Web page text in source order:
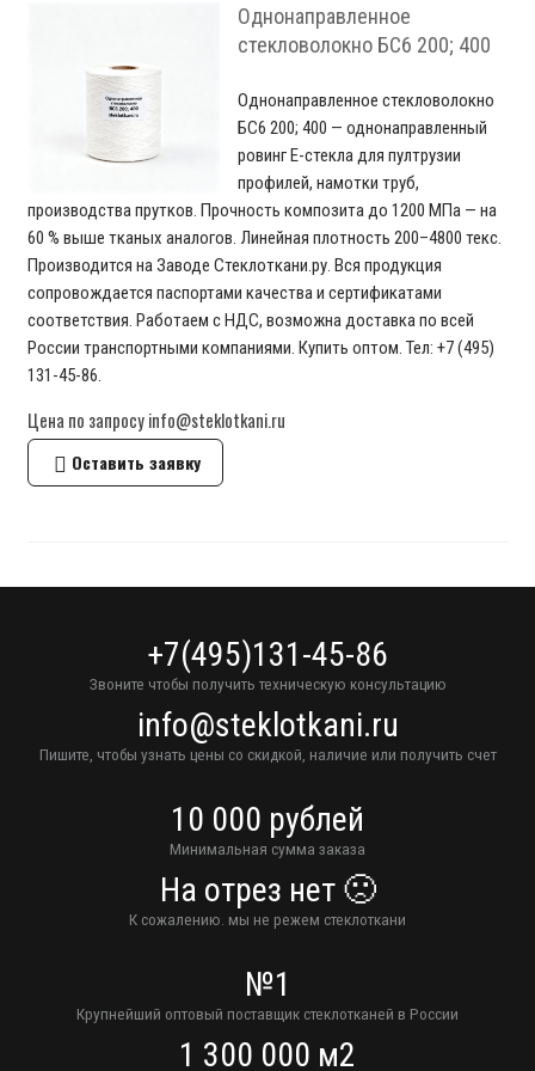
Однонаправленное
стекловолокно БС6 200; 400
Однонаправленное стекловолокно
БС6 200; 400 — однонаправленный
ровинг E-стекла для пултрузии
профилей, намотки труб,
производства прутков. Прочность композита до 1200 МПа — на
60 % выше тканых аналогов. Линейная плотность 200–4800 текс.
Производится на Заводе Стеклоткани.ру. Вся продукция
сопровождается паспортами качества и сертификатами
соответствия. Работаем с НДС, возможна доставка по всей
России транспортными компаниями. Купить оптом. Тел: +7 (495)
131-45-86.
Цена по запросу info@steklotkani.ru
Оставить заявку
+7(495)131-45-86
Звоните чтобы получить техническую консультацию
info@steklotkani.ru
Пишите, чтобы узнать цены со скидкой, наличие или получить счет
10 000 рублей
Минимальная сумма заказа
На отрез нет 🙁
К сожалению. мы не режем стеклоткани
№1
Крупнейший оптовый поставщик стеклотканей в России
1 300 000 м2